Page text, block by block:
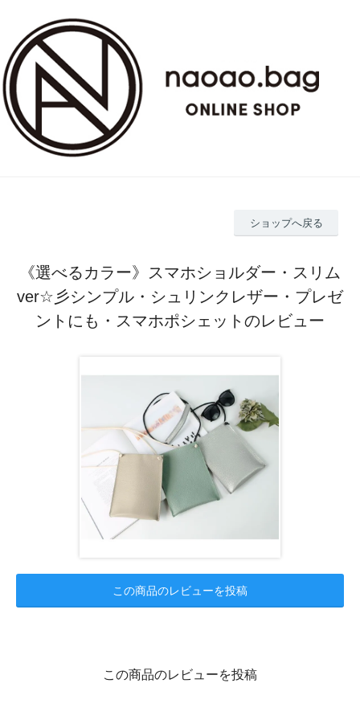
ショップへ戻る
《選べるカラー》スマホショルダー・スリム
ver☆彡シンプル・シュリンクレザー・プレゼ
ントにも・スマホポシェットのレビュー
この商品のレビューを投稿
この商品のレビューを投稿